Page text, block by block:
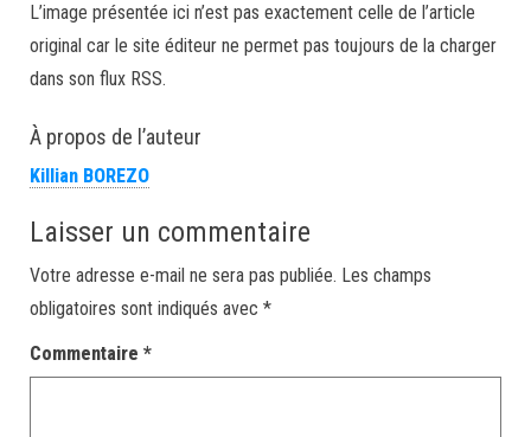
L’image présentée ici n’est pas exactement celle de l’article
original car le site éditeur ne permet pas toujours de la charger
dans son flux RSS.
À propos de l’auteur
Killian BOREZO
Laisser un commentaire
Votre adresse e-mail ne sera pas publiée. Les champs
obligatoires sont indiqués avec *
Commentaire *